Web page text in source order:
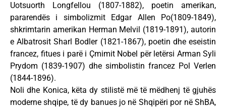
Uotsuorth Longfellou (1807-1882), poetin amerikan,
pararendës i simbolizmit Edgar Allen Po(1809-1849),
shkrimtarin amerikan Herman Melvil (1819-1891), autorin
e Albatrosit Sharl Bodler (1821-1867), poetin dhe eseistin
francez, fitues i parë i Çmimit Nobel për letërsi Arman Syli
Prydom (1839-1907) dhe simbolistin francez Pol Verlen
(1844-1896).
Noli dhe Konica, këta dy stilistë më të mëdhenj të gjuhës
moderne shqipe, të dy banues jo në Shqipëri por në ShBA,